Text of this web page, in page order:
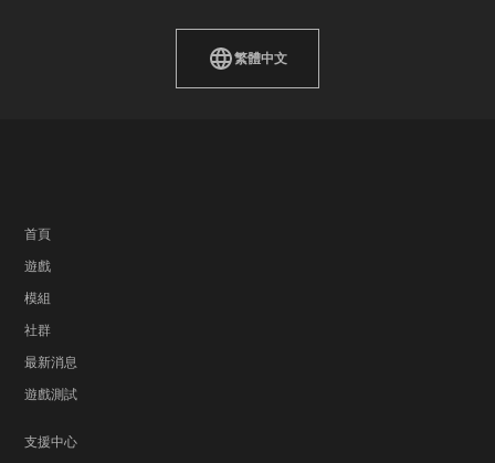
繁體中文
首頁
遊戲
模組
社群
最新消息
遊戲測試
支援中心